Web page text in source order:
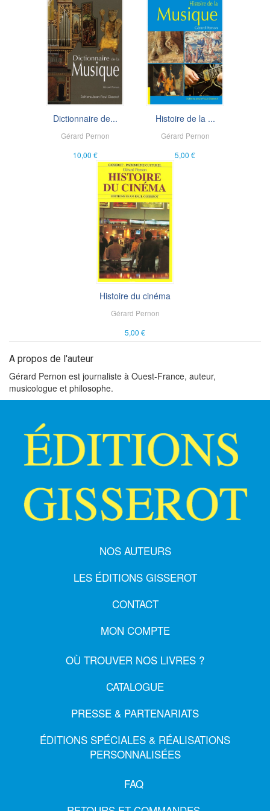
Dictionnaire de...
Gérard Pernon
10,00 €
Histoire de la ...
Gérard Pernon
5,00 €
Histoire du cinéma
Gérard Pernon
5,00 €
A propos de l'auteur
Gérard Pernon est journaliste à Ouest-France, auteur,
musicologue et philosophe.
NOS AUTEURS
LES ÉDITIONS GISSEROT
CONTACT
MON COMPTE
OÙ TROUVER NOS LIVRES ?
CATALOGUE
PRESSE & PARTENARIATS
ÉDITIONS SPÉCIALES & RÉALISATIONS
PERSONNALISÉES
FAQ